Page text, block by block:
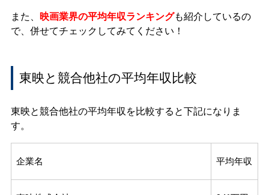
また、 映画業界の平均年収ランキングも紹介しているの
で、併せてチェックしてみてください！
東映と競合他社の平均年収比較
東映と競合他社の平均年収を比較すると下記になりま
す。
企業名 平均年収